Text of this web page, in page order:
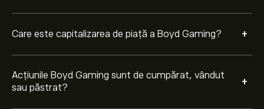
Care este capitalizarea de piață a Boyd Gaming? +
Acțiunile Boyd Gaming sunt de cumpărat, vândut
sau păstrat?
+